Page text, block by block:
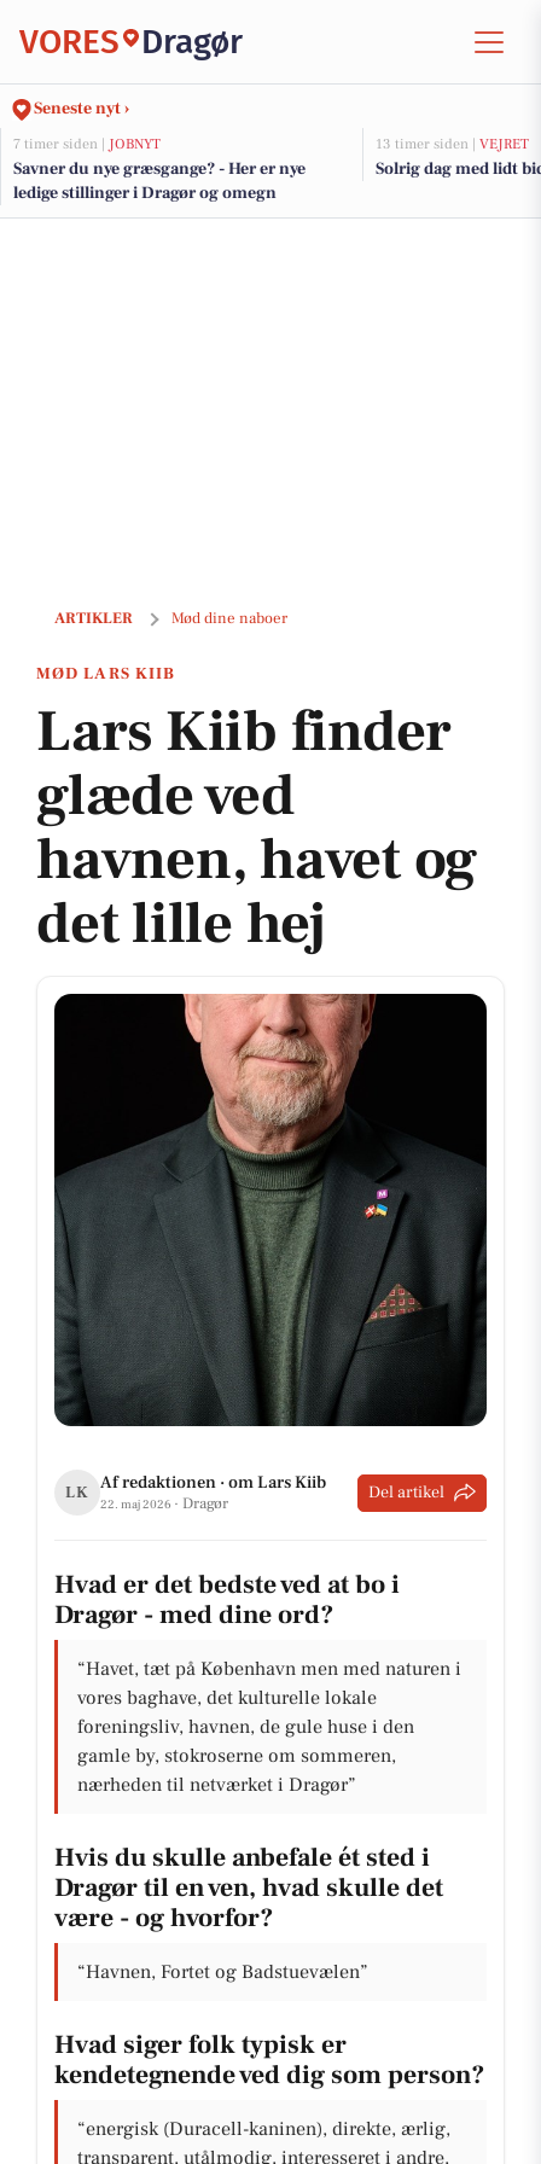
VORES Dragør
Seneste nyt ›
7 timer siden | JOBNYT
Savner du nye græsgange? - Her er nye
ledige stillinger i Dragør og omegn
13 timer siden | VEJRET
Solrig dag med lidt
ARTIKLER Mød dine naboer
Lars Kiib finder glæde ved havnen, havet og det lille hej
MØD LARS KIIB
Lars Kiib finder
glæde ved
havnen, havet og
det lille hej
LK Af redaktionen · om Lars Kiib
22. maj 2026 · Dragør
Del artikel
Hvad er det bedste ved at bo i
Dragør - med dine ord?
“Havet, tæt på København men med naturen i
vores baghave, det kulturelle lokale
foreningsliv, havnen, de gule huse i den
gamle by, stokroserne om sommeren,
nærheden til netværket i Dragør”
Hvis du skulle anbefale ét sted i
Dragør til en ven, hvad skulle det
være - og hvorfor?
“Havnen, Fortet og Badstuevælen”
Hvad siger folk typisk er
kendetegnende ved dig som person?
“energisk (Duracell-kaninen), direkte, ærlig,
transparent, utålmodig, interesseret i andre,